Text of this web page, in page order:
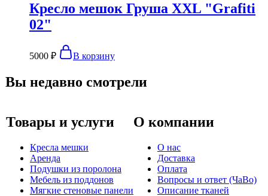
Кресло мешок Груша XXL "Grafiti
02"
5000 ₽ В корзину
Вы недавно смотрели
Товары и услуги
Кресла мешки
Аренда
Подушки из поролона
Мебель из поддонов
Мягкие стеновые панели
О компании
О нас
Доставка
Оплата
Вопросы и ответ (ЧаВо)
Описание тканей